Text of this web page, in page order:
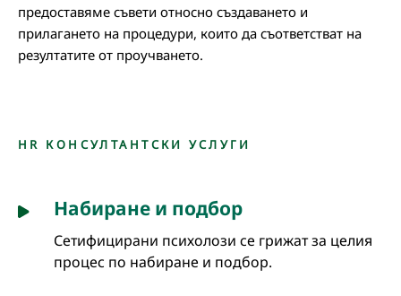
предоставяме съвети относно създаването и
прилагането на процедури, които да съответстват на
резултатите от проучването.
HR КОНСУЛТАНТСКИ УСЛУГИ
Набиране и подбор
Сетифицирани психолози се грижат за целия
процес по набиране и подбор.